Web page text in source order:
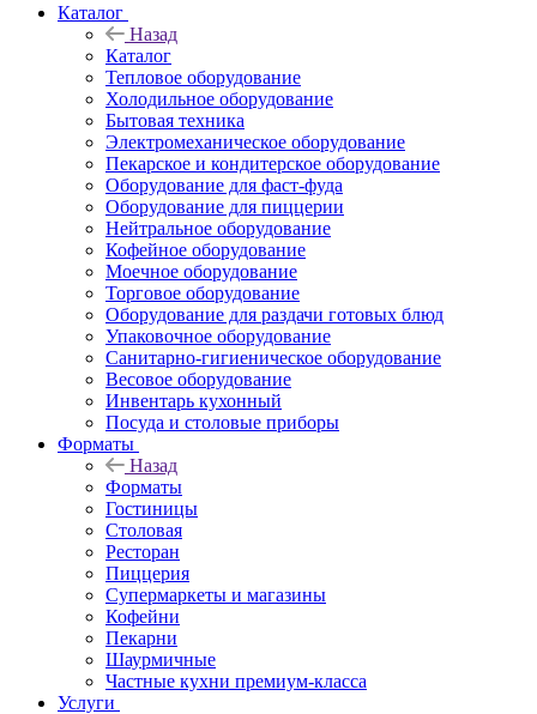
Каталог
Назад
Каталог
Тепловое оборудование
Холодильное оборудование
Бытовая техника
Электромеханическое оборудование
Пекарское и кондитерское оборудование
Оборудование для фаст-фуда
Оборудование для пиццерии
Нейтральное оборудование
Кофейное оборудование
Моечное оборудование
Торговое оборудование
Оборудование для раздачи готовых блюд
Упаковочное оборудование
Санитарно-гигиеническое оборудование
Весовое оборудование
Инвентарь кухонный
Посуда и столовые приборы
Форматы
Назад
Форматы
Гостиницы
Столовая
Ресторан
Пиццерия
Супермаркеты и магазины
Кофейни
Пекарни
Шаурмичные
Частные кухни премиум-класса
Услуги